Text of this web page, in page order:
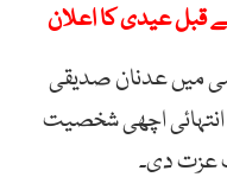
قبل عیدی کا اعلان
میں عدنان صدیقی
انتہائی اچھی شخصیت
عزت دی۔